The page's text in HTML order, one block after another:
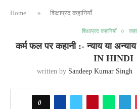
Home » शिक्षाप्रद कहानियाँ
शिक्षाप्रद कहानियाँ
कर्म फल पर कहानी :- न्याय या
IN HINDI
written by Sandeep Kumar Singh
0